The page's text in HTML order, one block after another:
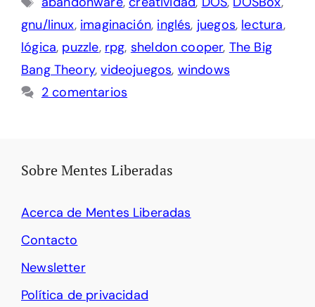
gnu/linux, imaginación, inglés, juegos, lectura,
lógica, puzzle, rpg, sheldon cooper, The Big
Bang Theory,videojuegos, windows
2 comentarios
Sobre Mentes Liberadas
Acerca de Mentes Liberadas
Contacto
Newsletter
Política de privacidad